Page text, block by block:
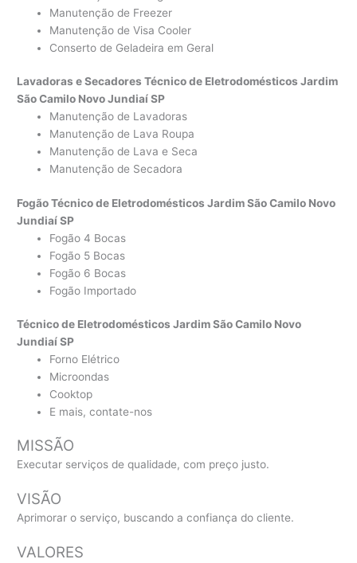
Manutenção de Freezer
Manutenção de Visa Cooler
Conserto de Geladeira em Geral
Lavadoras e Secadores Técnico de Eletrodomésticos Jardim
São Camilo Novo Jundiaí SP
Manutenção de Lavadoras
Manutenção de Lava Roupa
Manutenção de Lava e Seca
Manutenção de Secadora
Fogão Técnico de Eletrodomésticos Jardim São Camilo Novo
Jundiaí SP
Fogão 4 Bocas
Fogão 5 Bocas
Fogão 6 Bocas
Fogão Importado
Técnico de Eletrodomésticos Jardim São Camilo Novo
Jundiaí SP
Forno Elétrico
Microondas
Cooktop
E mais, contate-nos
MISSÃO
Executar serviços de qualidade, com preço justo.
VISÃO
Aprimorar o serviço, buscando a confiança do cliente.
VALORES